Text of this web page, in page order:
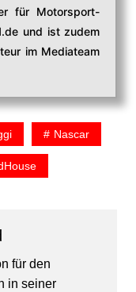
für Motorsport-
und ist zudem
im Mediateam
Nascar
für den
in seiner